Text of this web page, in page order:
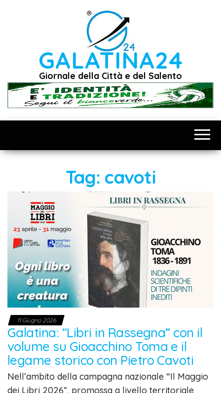
GALATINA24
Giornale della Città e del Salento
Tag: cavoti
11 Giugno 2026
Galatina: “Libri in Rassegna” con il
volume su Gioacchino Toma e il
legame storico con Pietro Cavoti
Nell’ambito della campagna nazionale “Il Maggio
dei Libri 2026”, promossa a livello territoriale